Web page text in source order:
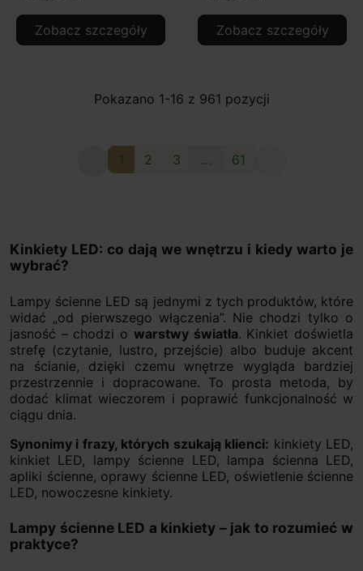
Zobacz szczegóły Zobacz szczegóły
Pokazano 1-16 z 961 pozycji
1 2 3 … 61
Kinkiety LED: co dają we wnętrzu i kiedy warto je
wybrać?
Lampy ścienne LED są jednymi z tych produktów, które
widać „od pierwszego włączenia”. Nie chodzi tylko o
jasność – chodzi o warstwy światła. Kinkiet doświetla
strefę (czytanie, lustro, przejście) albo buduje akcent
na ścianie, dzięki czemu wnętrze wygląda bardziej
przestrzennie i dopracowane. To prosta metoda, by
dodać klimat wieczorem i poprawić funkcjonalność w
ciągu dnia.
Synonimy i frazy, których szukają klienci: kinkiety LED,
kinkiet LED, lampy ścienne LED, lampa ścienna LED,
apliki ścienne, oprawy ścienne LED, oświetlenie ścienne
LED, nowoczesne kinkiety.
Lampy ścienne LED a kinkiety – jak to rozumieć w
praktyce?